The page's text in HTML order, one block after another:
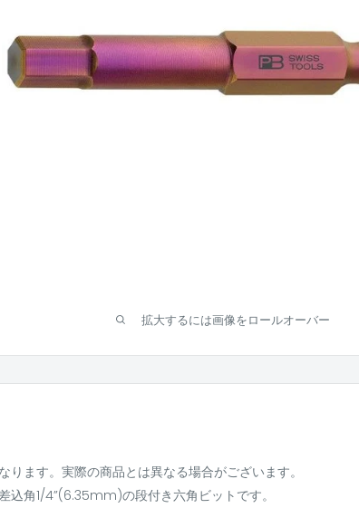
拡大するには画像をロールオーバー
ります。実際の商品とは異なる場合がございます。
込角1/4”(6.35mm)の段付き六角ビットです。